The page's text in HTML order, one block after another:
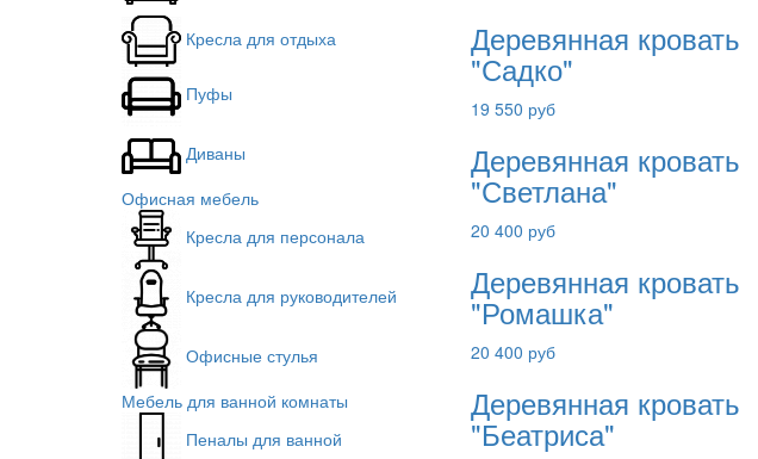
Кресла для отдыха
Пуфы
Диваны
Офисная мебель
Кресла для персонала
Кресла для руководителей
Офисные стулья
Мебель для ванной комнаты
Пеналы для ванной
Деревянная кровать
"Садко"
19 550 руб
Деревянная кровать
"Светлана"
20 400 руб
Деревянная кровать
"Ромашка"
20 400 руб
Деревянная кровать
"Беатриса"